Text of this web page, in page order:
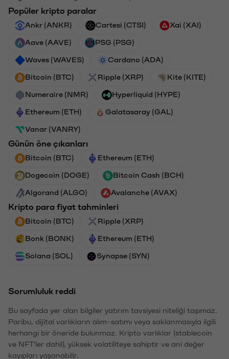
Popüler kripto paralar
Ankr (ANKR) Cartesi (CTSI) Xai (XAI)
Aave (AAVE) PSG (PSG)
Waves (WAVES) Cardano (ADA)
Bitcoin (BTC) Ripple (XRP) Kite (KITE)
Numeraire (NMR) Hyperliquid (HYPE)
Ethereum (ETH) Galatasaray (GAL)
Vanar (VANRY)
Günün öne çıkanları
Bitcoin (BTC) Ethereum (ETH)
Dogecoin (DOGE) Bitcoin Cash (BCH)
Algorand (ALGO) Avalanche (AVAX)
Kripto para fiyat tahminleri
Bitcoin (BTC) Ripple (XRP)
Bonk (BONK) Ethereum (ETH)
Solana (SOL) Synapse (SYN)
Sorumluluk reddi
Bu sayfada yer alan bilgiler yatırım tavsiyesi niteliği taşımaz.
Paribu, dijital varlıkların alım-satımı veya saklanmasıyla ilgili
herhangi bir öneride bulunmaz. Kripto varlıklar (stablecoin
ve NFT'ler dahil), yüksek volatiliteye sahiptir ve ani değer
kayıpları yaşanabilir.